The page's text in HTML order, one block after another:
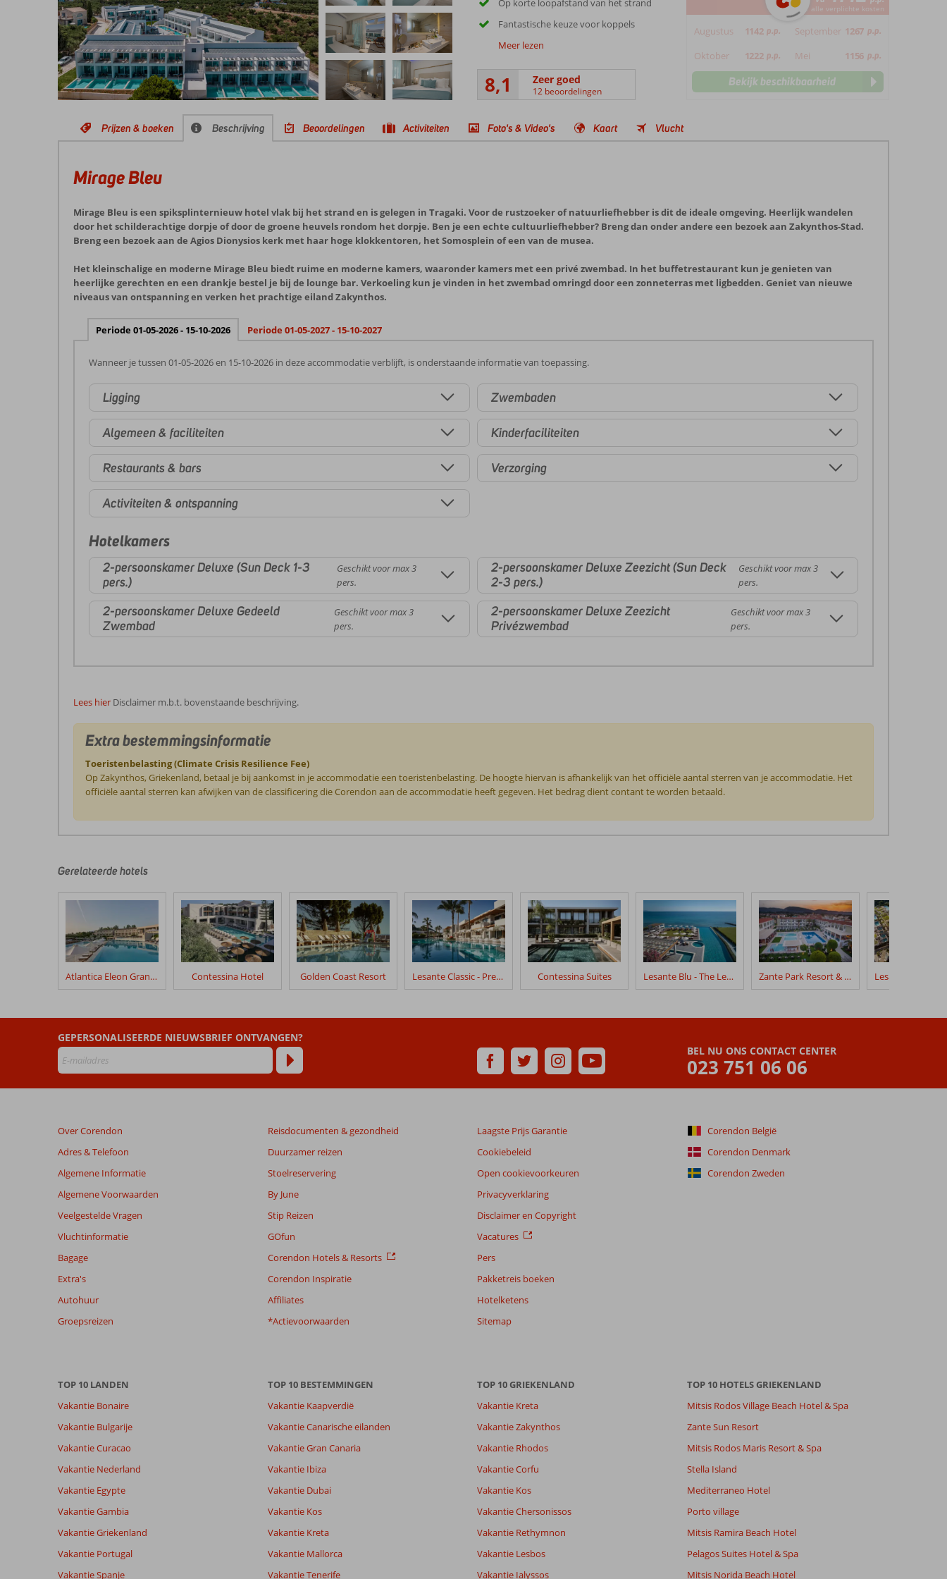
Op korte loopafstand van het strand
Fantastische keuze voor koppels
Meer lezen
8,1 Zeer goed
12 beoordelingen
*incl. alle verplichte kosten
Augustus 1142 p.p. September 1267 p.p.
Oktober 1222 p.p. Mei 1156 p.p.
Bekijk beschikbaarheid
Prijzen & boeken Beschrijving Beoordelingen Activiteiten Foto's & Video's Kaart Vlucht
Mirage Bleu
Mirage Bleu is een spiksplinternieuw hotel vlak bij het strand en is gelegen in Tragaki. Voor de rustzoeker of natuurliefhebber is dit de ideale omgeving. Heerlijk wandelen
door het schilderachtige dorpje of door de groene heuvels rondom het dorpje. Ben je een echte cultuurliefhebber? Breng dan onder andere een bezoek aan Zakynthos-Stad.
Breng een bezoek aan de Agios Dionysios kerk met haar hoge klokkentoren, het Somosplein of een van de musea.
Het kleinschalige en moderne Mirage Bleu biedt ruime en moderne kamers, waaronder kamers met een privé zwembad. In het buffetrestaurant kun je genieten van
heerlijke gerechten en een drankje bestel je bij de lounge bar. Verkoeling kun je vinden in het zwembad omringd door een zonneterras met ligbedden. Geniet van nieuwe
niveaus van ontspanning en verken het prachtige eiland Zakynthos.
Periode 01-05-2026 - 15-10-2026 Periode 01-05-2027 - 15-10-2027
Wanneer je tussen 01-05-2026 en 15-10-2026 in deze accommodatie verblijft, is onderstaande informatie van toepassing.
Ligging
Algemeen & faciliteiten
Restaurants & bars
Activiteiten & ontspanning
Zwembaden
Kinderfaciliteiten
Verzorging
Hotelkamers
2-persoonskamer Deluxe (Sun Deck 1-3
pers.)
Geschikt voor max 3
pers.
2-persoonskamer Deluxe Gedeeld
Zwembad
Geschikt voor max 3
pers.
2-persoonskamer Deluxe Zeezicht (Sun Deck
2-3 pers.)
Geschikt voor max 3
pers.
2-persoonskamer Deluxe Zeezicht
Privézwembad
Geschikt voor max 3
pers.
Lees hier Disclaimer m.b.t. bovenstaande beschrijving.
Extra bestemmingsinformatie
Toeristenbelasting (Climate Crisis Resilience Fee)
Op Zakynthos, Griekenland, betaal je bij aankomst in je accommodatie een toeristenbelasting. De hoogte hiervan is afhankelijk van het officiële aantal sterren van je accommodatie. Het
officiële aantal sterren kan afwijken van de classificering die Corendon aan de accommodatie heeft gegeven. Het bedrag dient contant te worden betaald.
door
klanten
hun
verblijf
Mirage
Beoordelingen
die
ouder
zijn
dan
worden
meer
weergegeven
de
relevantie
de
info
Totale score
Gebaseerd op:
128,1
Zeer goed
Eten
7,0
Kindvriendelijk
-
Wifi kwaliteit
Ervaringen
van onze
klanten
Filter reisgezelschap
Alle
Sorteren op
datum (nieuw > oud)
Gerelateerde hotels
Atlantica Eleon Grand Resort Contessina Hotel Golden Coast Resort Lesante Classic - Preffered Hotels & Resorts Contessina Suites Lesante Blu - The Leading Hotels of the World Zante Park Resort & Spa
BEL NU ONS CONTACT CENTER
023 751 06 06
GEPERSONALISEERDE NIEUWSBRIEF ONTVANGEN?
Over Corendon
Adres & Telefoon
Algemene Informatie
Algemene Voorwaarden
Veelgestelde Vragen
Vluchtinformatie
Bagage
Extra's
Autohuur
Groepsreizen
Reisdocumenten & gezondheid
Duurzamer reizen
Stoelreservering
By June
Stip Reizen
GOfun
Corendon Hotels & Resorts
Corendon Inspiratie
Affiliates
*Actievoorwaarden
Laagste Prijs Garantie
Cookiebeleid
Open cookievoorkeuren
Privacyverklaring
Disclaimer en Copyright
Vacatures
Pers
Pakketreis boeken
Hotelketens
Sitemap
Corendon België
Corendon Denmark
Corendon Zweden
TOP 10 LANDEN
Vakantie Bonaire
Vakantie Bulgarije
Vakantie Curacao
Vakantie Nederland
Vakantie Egypte
Vakantie Gambia
Vakantie Griekenland
Vakantie Portugal
Vakantie Spanje
TOP 10 BESTEMMINGEN
Vakantie Kaapverdië
Vakantie Canarische eilanden
Vakantie Gran Canaria
Vakantie Ibiza
Vakantie Dubai
Vakantie Kos
Vakantie Kreta
Vakantie Mallorca
Vakantie Tenerife
TOP 10 GRIEKENLAND
Vakantie Kreta
Vakantie Zakynthos
Vakantie Rhodos
Vakantie Corfu
Vakantie Kos
Vakantie Chersonissos
Vakantie Rethymnon
Vakantie Lesbos
Vakantie Ialyssos
TOP 10 HOTELS GRIEKENLAND
Mitsis Rodos Village Beach Hotel & Spa
Zante Sun Resort
Mitsis Rodos Maris Resort & Spa
Stella Island
Mediterraneo Hotel
Porto village
Mitsis Ramira Beach Hotel
Pelagos Suites Hotel & Spa
Mitsis Norida Beach Hotel